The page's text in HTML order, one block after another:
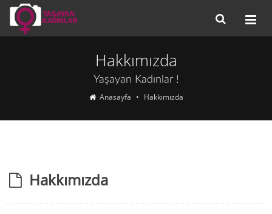
Hakkımızda
Yaşayan Kadınlar !
Anasayfa Hakkımızda
Hakkımızda